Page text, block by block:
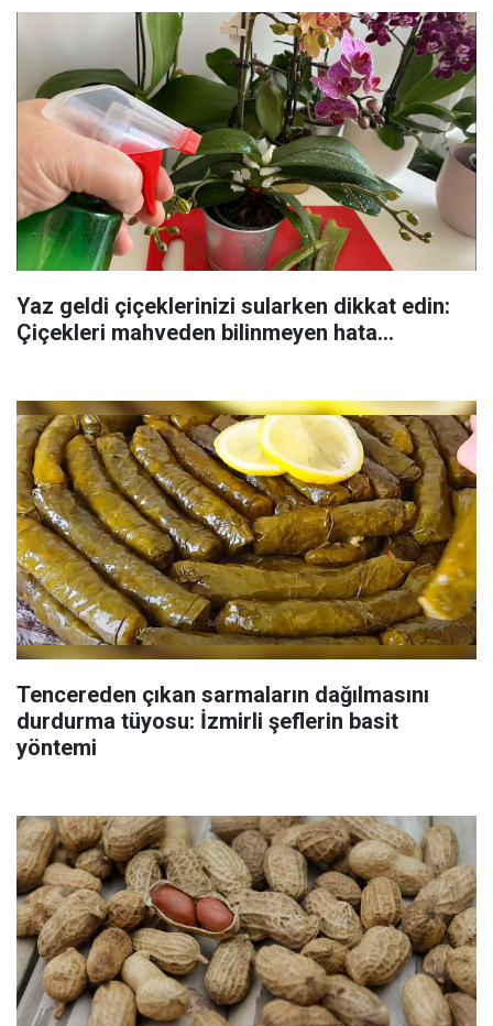
Yaz geldi çiçeklerinizi sularken dikkat edin:
Çiçekleri mahveden bilinmeyen hata...
Tencereden çıkan sarmaların dağılmasını
durdurma tüyosu: İzmirli şeflerin basit
yöntemi